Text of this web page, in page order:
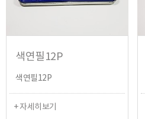
색연필12P
색연필12P
+ 자세히보기